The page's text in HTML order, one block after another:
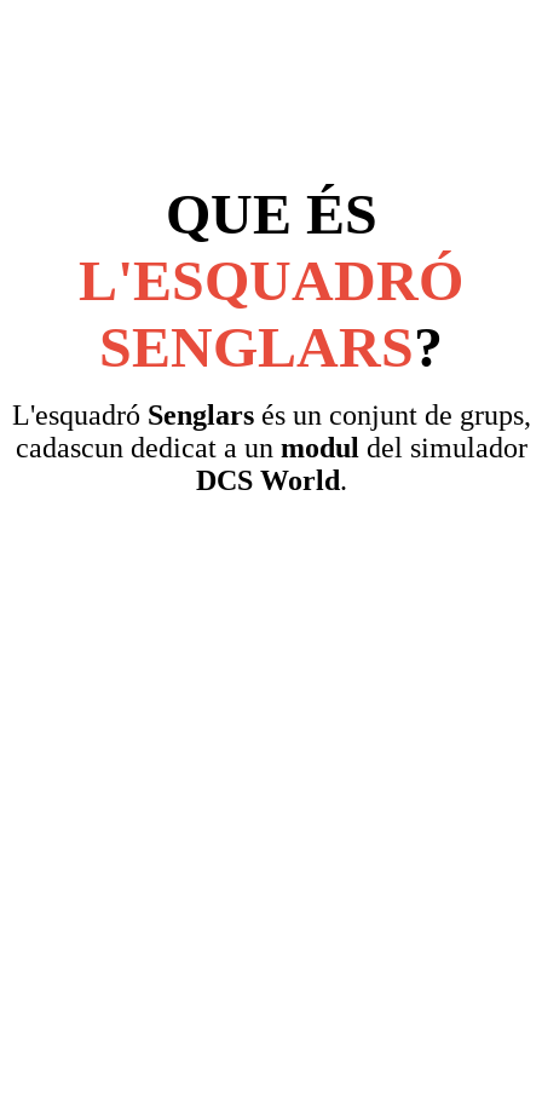
QUE ÉS
L'ESQUADRÓ
SENGLARS?
L'esquadró Senglarsés un conjunt de grups,
cadascun dedicat a un modul del simulador
DCS World.